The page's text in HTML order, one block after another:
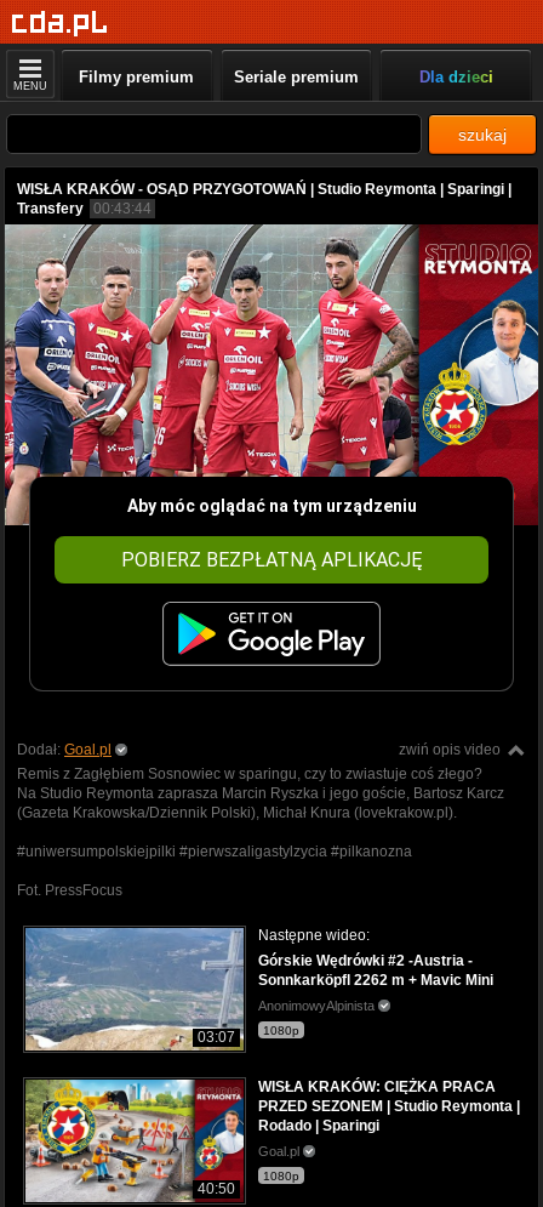
MENU Filmy premium Seriale premium Dla dzieci
szukaj
WISŁA KRAKÓW - OSĄD PRZYGOTOWAŃ | Studio Reymonta | Sparingi |
Transfery 00:43:44
Aby móc oglądać na tym urządzeniu
POBIERZ BEZPŁATNĄ APLIKACJĘ
zwiń opis video
Dodał: Goal.pl
Remis z Zagłębiem Sosnowiec w sparingu, czy to zwiastuje coś złego?
Na Studio Reymonta zaprasza Marcin Ryszka i jego goście, Bartosz Karcz
(Gazeta Krakowska/Dziennik Polski), Michał Knura (lovekrakow.pl).
#uniwersumpolskiejpilki #pierwszaligastylzycia #pilkanozna
Fot. PressFocus
03:07
Następne wideo:
Górskie Wędrówki #2 -Austria -
Sonnkarköpfl 2262 m + Mavic Mini
AnonimowyAlpinista
1080p
40:50
WISŁA KRAKÓW: CIĘŻKA PRACA
PRZED SEZONEM | Studio Reymonta |
Rodado | Sparingi
Goal.pl
1080p